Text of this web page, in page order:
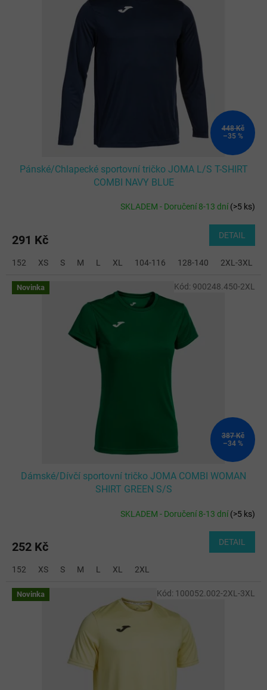
448 Kč
–35 %
Pánské/Chlapecké sportovní tričko JOMA L/S T-SHIRT
COMBI NAVY BLUE
SKLADEM - Doručení 8-13 dní(>5 ks)
291 Kč DETAIL
152 XS S M L XL 104-116 128-140 2XL-3XL
Novinka
387 Kč
–34 %
Dámské/Dívčí sportovní tričko JOMA COMBI WOMAN
SHIRT GREEN S/S
SKLADEM - Doručení 8-13 dní(>5 ks)
252 Kč DETAIL
152 XS S M L XL 2XL
Kód: 900248.450-2XL
Novinka Kód: 100052.002-2XL-3XL